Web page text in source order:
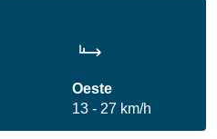
Oeste
13
27 km/h